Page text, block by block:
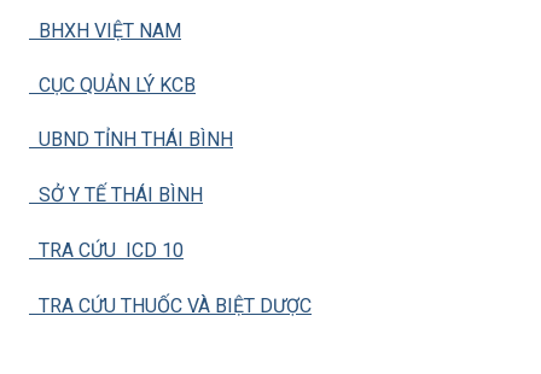
BHXH VIỆT NAM
CỤC QUẢN LÝ KCB
UBND TỈNH THÁI BÌNH
SỞ Y TẾ THÁI BÌNH
TRA CỨU ICD 10
TRA CỨU THUỐC VÀ BIỆT DƯỢC